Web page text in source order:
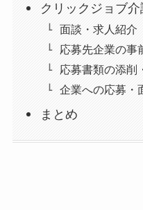
クリックジョブ
面談・求人紹介
応募先企業の事
応募書類の添削
企業への応募・
まとめ